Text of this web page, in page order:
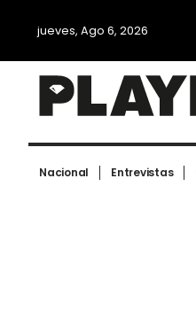
jueves, Ago 6, 2026
Nacional Entrevistas